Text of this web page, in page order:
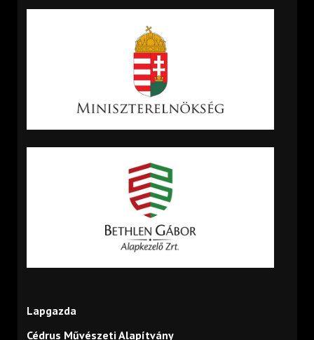
Lapgazda
Cédrus Művészeti Alapítvány